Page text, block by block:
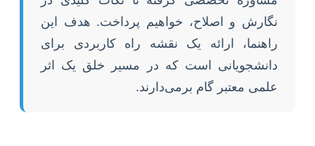
نگارش و اصلاح، خواهیم پرداخت. هدف این
راهنما، ارائه یک نقشه راه کاربردی برای
دانشجویانی است که در مسیر خلق یک اثر
علمی معتبر گام برمی‌دارند.